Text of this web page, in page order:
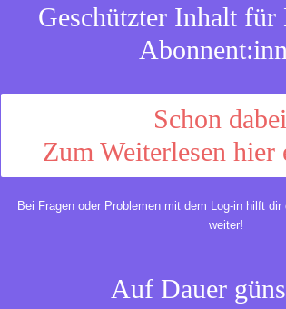
Geschützter Inhalt
Schon
Zum Weiterlesen hier
Bei Fragen oder Problemen mit dem Log-in hilft dir
weiter!
Auf Dauer